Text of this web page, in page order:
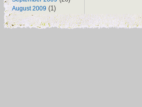
August 2009 (1)